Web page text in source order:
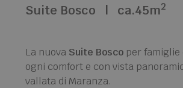
Suite Bosco | ca.45m2
La nuova Suite Bosco per famiglie
ogni comfort e con vista
vallata di Maranza.